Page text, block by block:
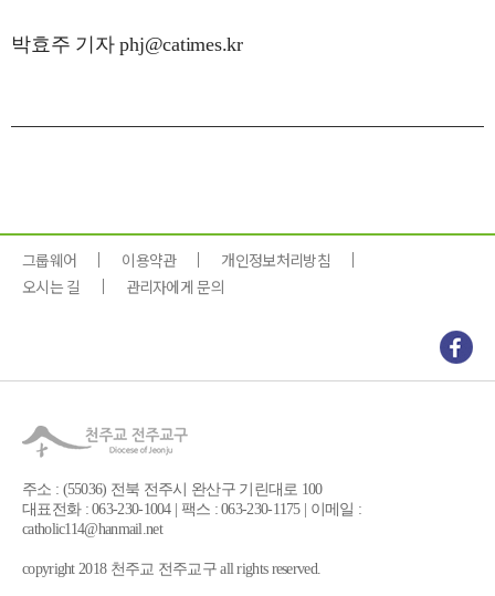
박효주 기자 phj@catimes.kr
그룹웨어 이용약관
개인정보처리방침
오시는 길
관리자에게 문의
주소 : (55036) 전북 전주시 완산구 기린대로 100
대표전화 : 063-230-1004 | 팩스 : 063-230-1175 | 이메일 :
catholic114@hanmail.net
copyright 2018 천주교 전주교구 all rights reserved.